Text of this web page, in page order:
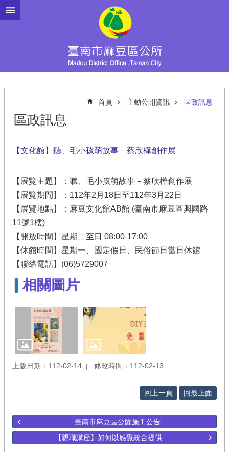
跳到主要內容區塊
首頁 主動公開資訊 區政訊息
區政訊息
【文化館】聽、毛小孩萌故事－蔡欣樺創作展
【展覽主題】：聽、毛小孩萌故事－蔡欣樺創作展
【展覽期間】：112年2月18日至112年3月22日
【展覽地點】：麻豆文化館AB館 (臺南市麻豆區興國路
11號1樓)
【開放時間】星期二至日 08:00-17:00
【休館時間】星期一、國定假日、民俗節日當日休館
【聯絡電話】(06)5729007
相關圖片
上版日期：112-02-14 修改時間：112-02-13
回上一頁 回最上面
臺南市麻豆區公園施工公告
【親職講座】如何以感覺統合提供...